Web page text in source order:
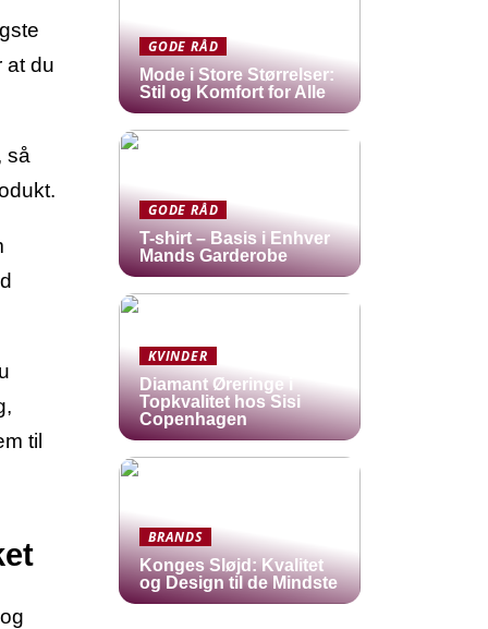
at du
så
til
GODE RÅD
Mode i Store Størrelser:
Stil og Komfort for Alle
GODE RÅD
T-shirt – Basis i Enhver
Mands Garderobe
KVINDER
Diamant Øreringe i
Topkvalitet hos Sisi
Copenhagen
BRANDS
Konges Sløjd: Kvalitet
og Design til de Mindste